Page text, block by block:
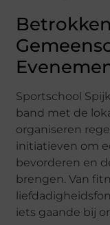
Sportschool
band met de
organiseren
initiatieven om
bevorderen en
brengen. Van
iets gaande bij